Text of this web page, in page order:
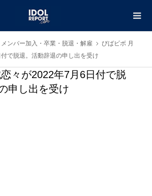
メンバー加入・卒業・脱退・解雇
びばビボ 月
で脱退。活動辞退の申し出を受け
々が2022年7月6日付で脱
申し出を受け